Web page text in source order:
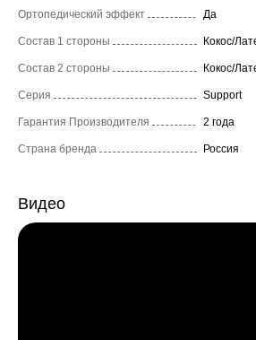
Ортопедический эффект Да
Состав 1 стороны Кокос/
Состав 2 стороны Кокос/
Серия Support
Гарантия Производителя 2 года
Страна бренда Россия
Видео